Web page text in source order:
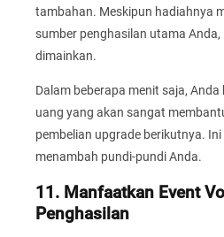
tambahan. Meskipun hadiahnya
sumber penghasilan utama
dimainkan.
Dalam beberapa menit saja,
uang yang akan sangat
pembelian upgrade berikutnya.
menambah pundi-pundi Anda.
11. Manfaatkan Event
Penghasilan